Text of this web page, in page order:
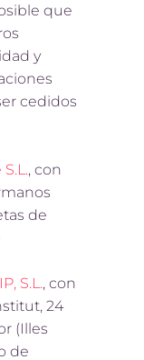
que
y
cedidos
, con
de
S.L., con
24
(Illes
de